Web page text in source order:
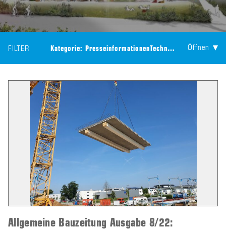
FILTER Kategorie: Presseinformationen Technologie: CEILTEC®
Öffnen
Allgemeine Bauzeitung Ausgabe 8/22: